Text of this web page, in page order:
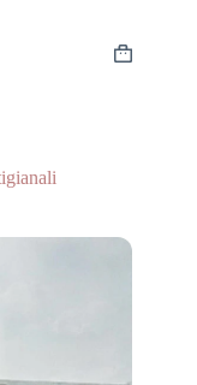
Carrello